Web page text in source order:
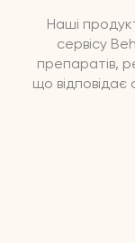
Наші
сервісу
препаратів,
що відповідає